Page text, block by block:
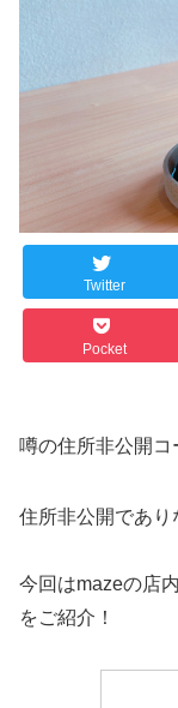
Twitter
Pocket
噂の住所非公開コ
住所非公開であり
今回はmazeの店
をご紹介！